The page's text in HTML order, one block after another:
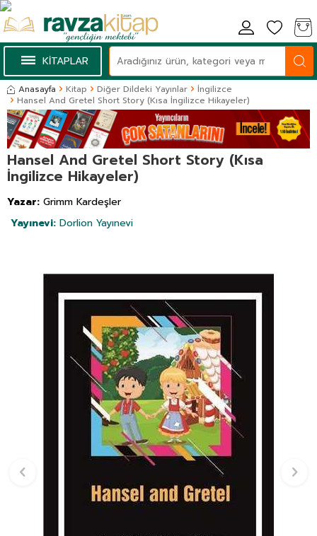
KİTAPLAR
Anasayfa Kitap Diğer Dildeki Yayınlar
İngilizce
Hansel And Gretel Short Story (Kısa İngilizce Hikayeler)
Hansel And Gretel Short Story (Kısa
İngilizce Hikayeler)
Yazar: Grimm Kardeşler
Yayınevi: Dorlion Yayınevi